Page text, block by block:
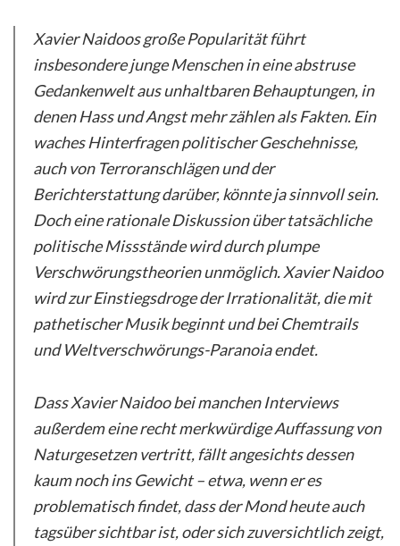
Xavier Naidoos große Popularität führt
insbesondere junge Menschen in eine abstruse
Gedankenwelt aus unhaltbaren Behauptungen, in
denen Hass und Angst mehr zählen als Fakten. Ein
waches Hinterfragen politischer Geschehnisse,
auch von Terroranschlägen und der
Berichterstattung darüber, könnte ja sinnvoll sein.
Doch eine rationale Diskussion über tatsächliche
politische Missstände wird durch plumpe
Verschwörungstheorien unmöglich. Xavier Naidoo
wird zur Einstiegsdroge der Irrationalität, die mit
pathetischer Musik beginnt und bei Chemtrails
und Weltverschwörungs-Paranoia endet.
Dass Xavier Naidoo bei manchen Interviews
außerdem eine recht merkwürdige Auffassung von
Naturgesetzen vertritt, fällt angesichts dessen
kaum noch ins Gewicht – etwa, wenn er es
problematisch findet, dass der Mond heute auch
tagsüber sichtbar ist, oder sich zuversichtlich zeigt,